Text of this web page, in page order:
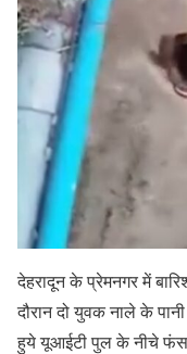
देहरादून के प्रेमनगर में
दौरान दो युवक नाले के
हुये यूआईटी पुल के नीचे फंस